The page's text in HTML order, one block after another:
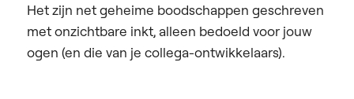
Het zijn net geheime boodschappen geschreven
met onzichtbare inkt, alleen bedoeld voor jouw
ogen (en die van je collega-ontwikkelaars).